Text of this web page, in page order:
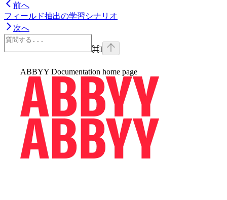
前へ
フィールド抽出の学習シナリオ
次へ
⌘I
ABBYY Documentation home page